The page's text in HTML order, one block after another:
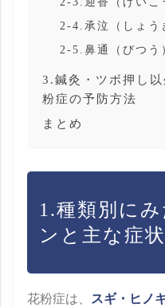
2-4.承泣（しょう
2-5.鼻通（びつう
3.鍼灸・ツボ押し
粉症の予防方法
まとめ
1.種類別に
ンと主な症状
花粉症は、 スギ・ヒノ